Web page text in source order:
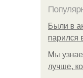
Были в
парился
Мы
лучше,